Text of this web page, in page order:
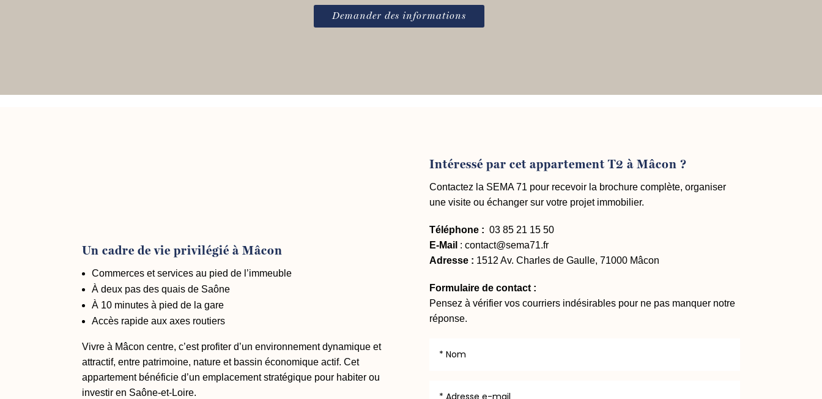
Demander des informations
Un cadre de vie privilégié à Mâcon
Commerces et services au pied de l’immeuble
À deux pas des quais de Saône
À 10 minutes à pied de la gare
Accès rapide aux axes routiers
Vivre à Mâcon centre, c’est profiter d’un environnement dynamique et
attractif, entre patrimoine, nature et bassin économique actif. Cet
appartement bénéficie d’un emplacement stratégique pour habiter ou
investir en Saône-et-Loire.
Intéressé par cet appartement T2 à Mâcon ?
Contactez la SEMA 71 pour recevoir la brochure complète, organiser
une visite ou échanger sur votre projet immobilier.
Téléphone : 03 85 21 15 50
E-Mail : contact@sema71.fr
Adresse : 1512 Av. Charles de Gaulle, 71000 Mâcon
Formulaire de contact :
Pensez à vérifier vos courriers indésirables pour ne pas manquer notre
réponse.